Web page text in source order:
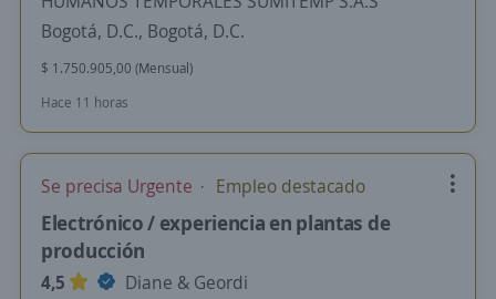
Bogotá, D.C., Bogotá, D.C.
$ 1.750.905,00 (Mensual)
Hace 11 horas
Se precisa Urgente Empleo destacado
Electrónico / experiencia en plantas de
producción
4,5
Diane & Geordi